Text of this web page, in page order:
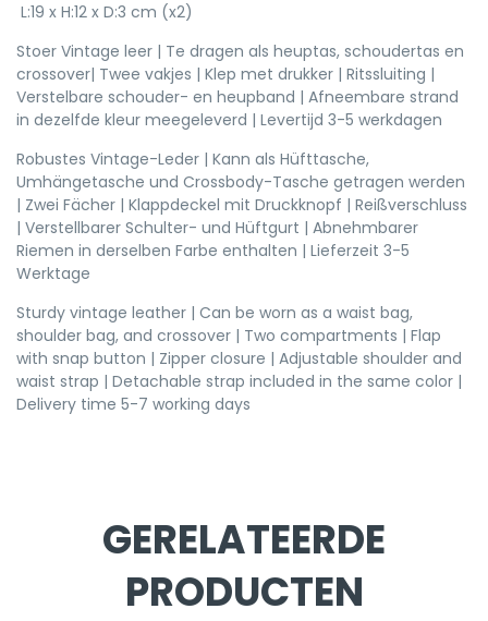
L:19 x H:12 x D:3 cm (x2)
Stoer Vintage leer | Te dragen als heuptas, schoudertas en
crossover| Twee vakjes | Klep met drukker | Ritssluiting |
Verstelbare schouder- en heupband | Afneembare strand
in dezelfde kleur meegeleverd | Levertijd 3-5 werkdagen
Robustes Vintage-Leder | Kann als Hüfttasche,
Umhängetasche und Crossbody-Tasche getragen werden
| Zwei Fächer | Klappdeckel mit Druckknopf | Reißverschluss
| Verstellbarer Schulter- und Hüftgurt | Abnehmbarer
Riemen in derselben Farbe enthalten | Lieferzeit 3-5
Werktage
Sturdy vintage leather | Can be worn as a waist bag,
shoulder bag, and crossover | Two compartments | Flap
with snap button | Zipper closure | Adjustable shoulder and
waist strap | Detachable strap included in the same color |
Delivery time 5-7 working days
GERELATEERDE
PRODUCTEN